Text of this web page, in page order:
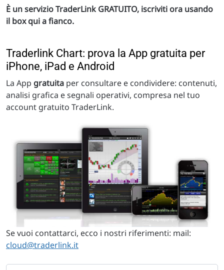
È un servizio TraderLink GRATUITO, iscriviti ora usando
il box qui a fianco.
Traderlink Chart: prova la App gratuita per
iPhone, iPad e Android
La App gratuita per consultare e condividere: contenuti,
analisi grafica e segnali operativi, compresa nel tuo
account gratuito TraderLink.
Se vuoi contattarci, ecco i nostri riferimenti: mail:
cloud@traderlink.it